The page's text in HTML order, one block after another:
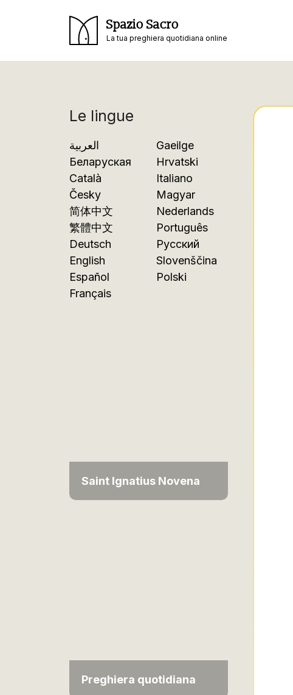
Spazio Sacro
La tua preghiera quotidiana online
Le lingue
العربية
Беларуская
Català
Česky
简体中文
繁體中文
Deutsch
English
Español
Français
Gaeilge
Hrvatski
Italiano
Magyar
Nederlands
Português
Русский
Slovenščina
Polski
Saint Ignatius Novena
Preghiera quotidiana